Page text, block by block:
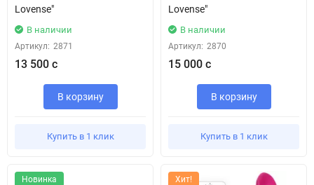
Lovense"
В наличии
Артикул: 2871
13 500 с
В корзину
Купить в 1 клик
Lovense"
В наличии
Артикул: 2870
15 000 с
В корзину
Купить в 1 клик
Новинка
Хит!